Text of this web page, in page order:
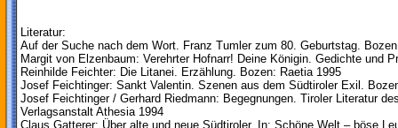
Literatur:
Auf der Suche nach dem Wort. Franz Tumler zum 80. Geburtstag.
Margit von Elzenbaum: Verehrter Hofnarr! Deine Königin. Gedichte und
Reinhilde Feichter: Die Litanei. Erzählung. Bozen: Raetia 1995
Josef Feichtinger: Sankt Valentin. Szenen aus dem Südtiroler Exil.
Josef Feichtinger / Gerhard Riedmann: Begegnungen. Tiroler Literatur
Verlagsanstalt Athesia 1994
Claus Gatterer: Über alte und neue Südtiroler. In: Schöne Welt – böse